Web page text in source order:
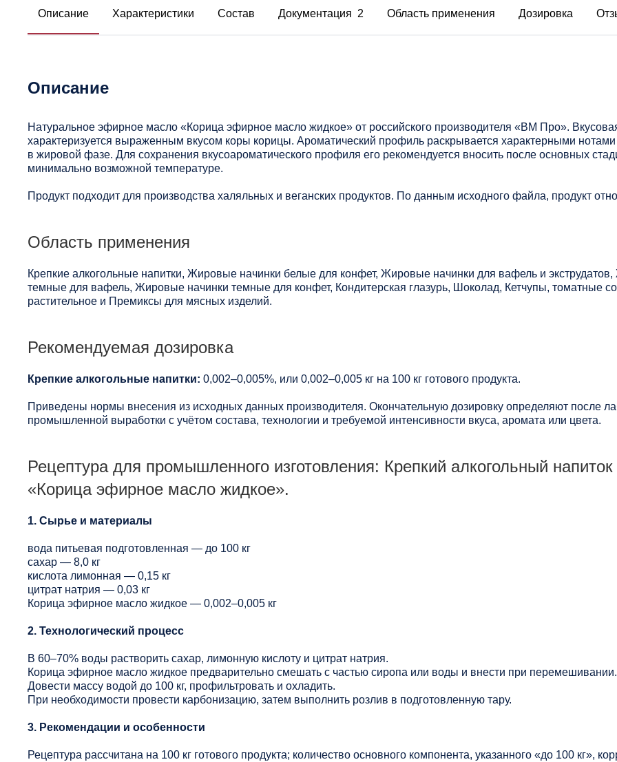
Описание Характеристики Состав Документация 2 Область применения Дозировка
Описание
Натуральное эфирное масло «Корица эфирное масло жидкое» от российского производителя «ВМ Про».
характеризуется выраженным вкусом коры корицы. Ароматический профиль раскрывается характерными
в жировой фазе. Для сохранения вкусоароматического профиля его рекомендуется вносить после основных
минимально возможной температуре.
Продукт подходит для производства халяльных и веганских продуктов. По данным исходного файла, продукт
Область применения
Крепкие алкогольные напитки, Жировые начинки белые для конфет, Жировые начинки для вафель и
темные для вафель, Жировые начинки темные для конфет, Кондитерская глазурь, Шоколад, Кетчупы, томатные
растительное и Премиксы для мясных изделий.
Рекомендуемая дозировка
Крепкие алкогольные напитки: 0,002–0,005%, или 0,002–0,005 кг на 100 кг готового продукта.
Приведены нормы внесения из исходных данных производителя. Окончательную дозировку определяют после
промышленной выработки с учётом состава, технологии и требуемой интенсивности вкуса, аромата или цвета.
Рецептура для промышленного изготовления: Крепкий алкогольный напиток
«Корица эфирное масло жидкое».
1. Сырье и материалы
вода питьевая подготовленная — до 100 кг
сахар — 8,0 кг
кислота лимонная — 0,15 кг
цитрат натрия — 0,03 кг
Корица эфирное масло жидкое — 0,002–0,005 кг
2. Технологический процесс
В 60–70% воды растворить сахар, лимонную кислоту и цитрат натрия.
Корица эфирное масло жидкое предварительно смешать с частью сиропа или воды и внести при перемешивании.
Довести массу водой до 100 кг, профильтровать и охладить.
При необходимости провести карбонизацию, затем выполнить розлив в подготовленную тару.
3. Рекомендации и особенности
Рецептура рассчитана на 100 кг готового продукта; количество основного компонента, указанного «до 100 кг»,